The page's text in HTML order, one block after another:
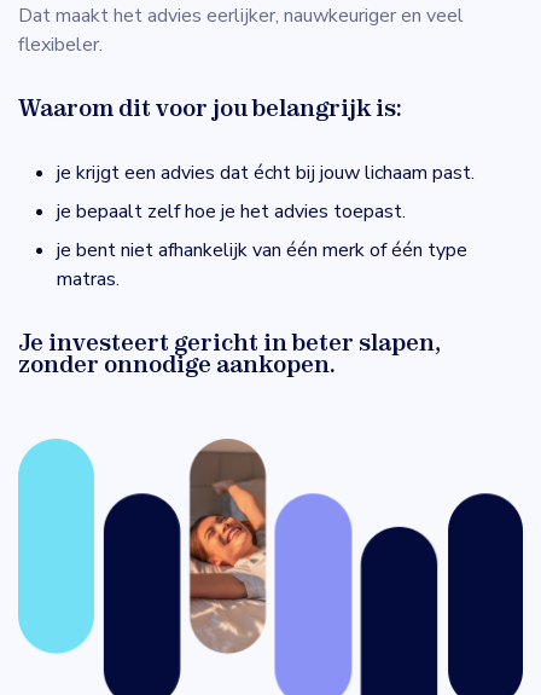
Dat maakt het advies eerlijker, nauwkeuriger en veel
flexibeler.
Waarom dit voor jou belangrijk is:
je krijgt een advies dat écht bij jouw lichaam past.
je bepaalt zelf hoe je het advies toepast.
je bent niet afhankelijk van één merk of één type
matras.
Je investeert gericht in beter slapen,
zonder onnodige aankopen.